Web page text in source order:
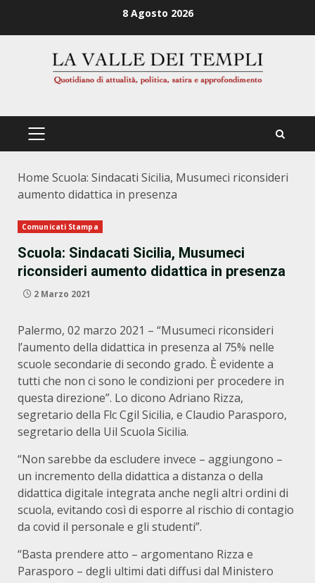
8 Agosto 2026
PRIMÄRES
Home Scuola: Sindacati Sicilia, Musumeci riconsideri
aumento didattica in presenza
Comunicati Stampa
Scuola: Sindacati Sicilia, Musumeci
riconsideri aumento didattica in presenza
2 Marzo 2021
Palermo, 02 marzo 2021 – “Musumeci riconsideri
l’aumento della didattica in presenza al 75% nelle
scuole secondarie di secondo grado. È evidente a
tutti che non ci sono le condizioni per procedere in
questa direzione”. Lo dicono Adriano Rizza,
segretario della Flc Cgil Sicilia, e Claudio Parasporo,
segretario della Uil Scuola Sicilia.
“Non sarebbe da escludere invece – aggiungono –
un incremento della didattica a distanza o della
didattica digitale integrata anche negli altri ordini di
scuola, evitando così di esporre al rischio di contagio
da covid il personale e gli studenti”.
“Basta prendere atto – argomentano Rizza e
Parasporo – degli ultimi dati diffusi dal Ministero